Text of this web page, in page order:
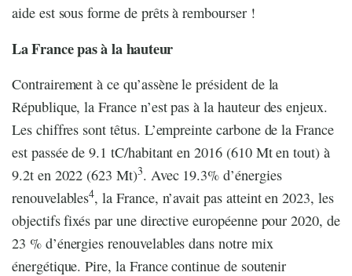
aide est sous forme de prêts à rembourser !
La France pas à la hauteur
Contrairement à ce qu’assène le président de la
République, la France n’est pas à la hauteur des enjeux.
Les chiffres sont têtus. L’empreinte carbone de la France
est passée de 9.1 tC/habitant en 2016 (610 Mt en tout) à
9.2t en 2022 (623 Mt)3. Avec 19.3% d’énergies
renouvelables4, la France, n’avait pas atteint en 2023, les
objectifs fixés par une directive européenne pour 2020, de
23 % d’énergies renouvelables dans notre mix
énergétique. Pire, la France continue de soutenir